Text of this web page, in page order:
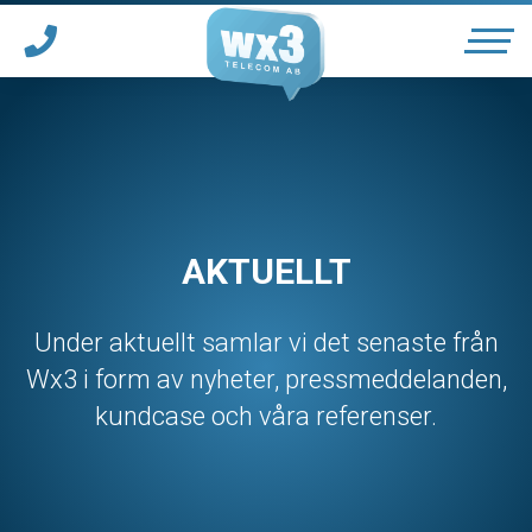
*
Ärendehanteringssystem
Tjänster för vårdgivare
AKTUELLT
Under aktuellt samlar vi det senaste från
Wx3 i form av nyheter, pressmeddelanden,
kundcase och våra referenser.